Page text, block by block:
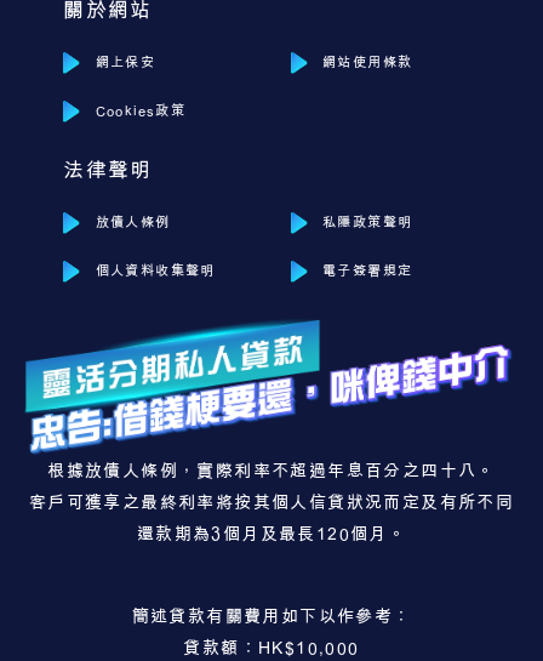
關於網站
網上保安 網站使用條款
Cookies政策
法律聲明
放債人條例 私隱政策聲明
個人資料收集聲明 電子簽署規定
根據放債人條例，實際利率不超過年息百分之四十八。
客戶可獲享之最終利率將按其個人信貸狀況而定及有所不同
還款期為3個月及最長120個月。
簡述貸款有關費用如下以作參考：
貸款額：HK$10,000